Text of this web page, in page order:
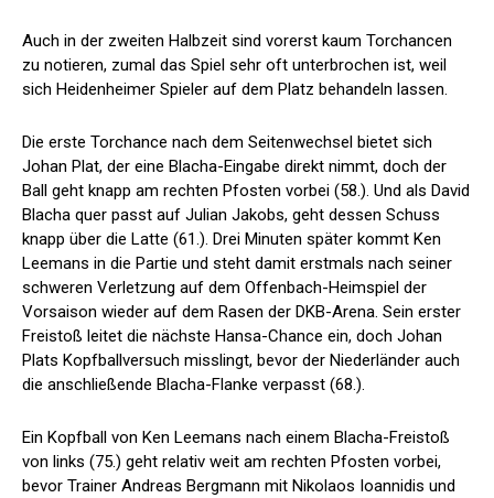
Auch in der zweiten Halbzeit sind vorerst kaum Torchancen
zu notieren, zumal das Spiel sehr oft unterbrochen ist, weil
sich Heidenheimer Spieler auf dem Platz behandeln lassen.
Die erste Torchance nach dem Seitenwechsel bietet sich
Johan Plat, der eine Blacha-Eingabe direkt nimmt, doch der
Ball geht knapp am rechten Pfosten vorbei (58.). Und als David
Blacha quer passt auf Julian Jakobs, geht dessen Schuss
knapp über die Latte (61.). Drei Minuten später kommt Ken
Leemans in die Partie und steht damit erstmals nach seiner
schweren Verletzung auf dem Offenbach-Heimspiel der
Vorsaison wieder auf dem Rasen der DKB-Arena. Sein erster
Freistoß leitet die nächste Hansa-Chance ein, doch Johan
Plats Kopfballversuch misslingt, bevor der Niederländer auch
die anschließende Blacha-Flanke verpasst (68.).
Ein Kopfball von Ken Leemans nach einem Blacha-Freistoß
von links (75.) geht relativ weit am rechten Pfosten vorbei,
bevor Trainer Andreas Bergmann mit Nikolaos Ioannidis und